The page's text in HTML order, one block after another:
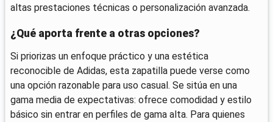
altas prestaciones técnicas o personalización avanzada.
¿Qué aporta frente a otras opciones?
Si priorizas un enfoque práctico y una estética
reconocible de Adidas, esta zapatilla puede verse como
una opción razonable para uso casual. Se sitúa en una
gama media de expectativas: ofrece comodidad y estilo
básico sin entrar en perfiles de gama alta. Para quienes